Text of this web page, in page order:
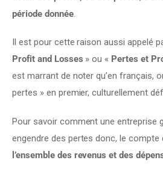
période donnée.
Il est pour cette raison aussi appelé
Profit and Losses » ou « Pertes et
est marrant de noter qu’en français,
pertes » en premier, culturellement
Pour savoir comment une entreprise
engendre des pertes donc, le
l’ensemble des revenus et des